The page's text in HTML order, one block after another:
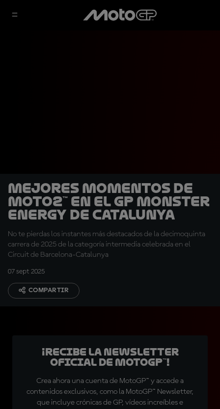
Mejores momentos de
Moto2™ en el GP Monster
Energy de Catalunya
No te pierdas los instantes más destacados de la decimoquinta
carrera de 2025 de la categoría intermedia celebrada en el
Circuit de Barcelona-Catalunya
07 sept 2025
COMPARTIR
¡Recibe la Newsletter
oficial de MotoGP™!
Crea ahora una cuenta de MotoGP™ y accede a
contenidos exclusivos, como la MotoGP™ Newsletter,
que incluye crónicas de GP, vídeos increíbles e